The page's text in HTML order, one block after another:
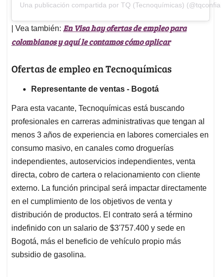
Una publicación compartida por TQ (Tecnoquímicas)
| Vea también: En Visa hay ofertas de empleo para
colombianos y aquí le contamos cómo aplicar
Ofertas de empleo en Tecnoquímicas
Representante de ventas - Bogotá
Para esta vacante, Tecnoquímicas está buscando
profesionales en carreras administrativas que tengan al
menos 3 años de experiencia en labores comerciales en
consumo masivo, en canales como droguerías
independientes, autoservicios independientes, venta
directa, cobro de cartera o relacionamiento con cliente
externo. La función principal será impactar directamente
en el cumplimiento de los objetivos de venta y
distribución de productos. El contrato será a término
indefinido con un salario de $3'757.400 y sede en
Bogotá, más el beneficio de vehículo propio más
subsidio de gasolina.